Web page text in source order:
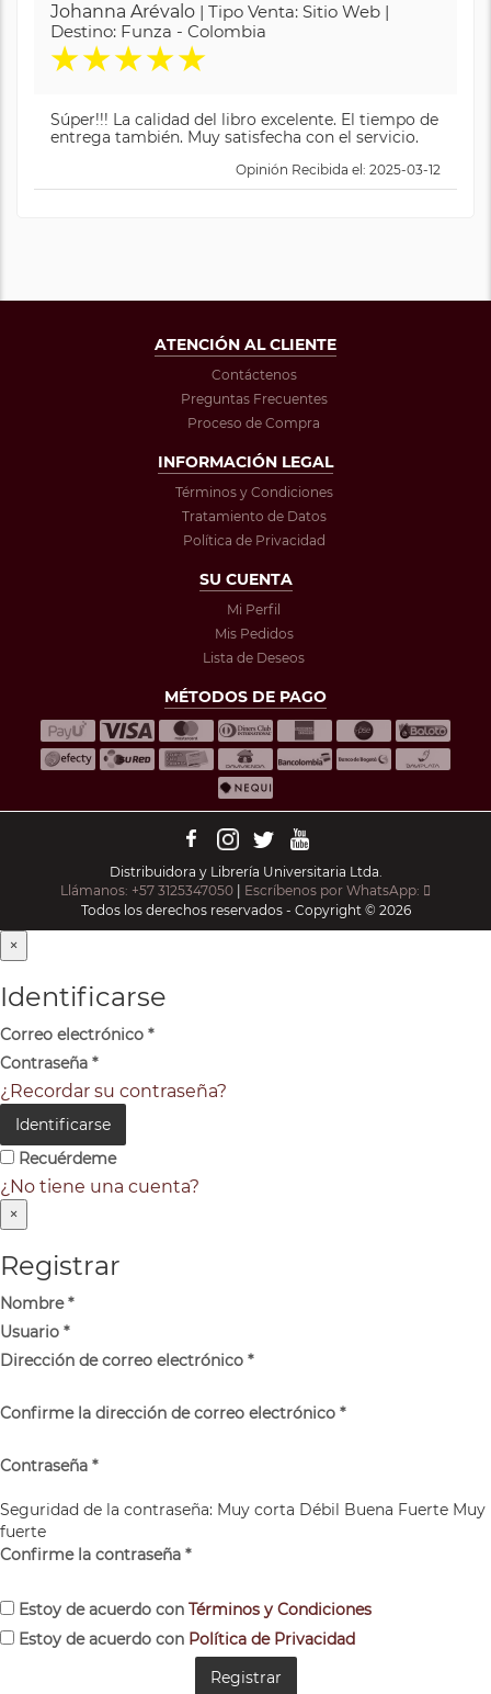
Johanna Arévalo | Tipo Venta: Sitio Web |
Destino: Funza - Colombia
★★★★★
Súper!!! La calidad del libro excelente. El tiempo de
entrega también. Muy satisfecha con el servicio.
Opinión Recibida el: 2025-03-12
ATENCIÓN AL CLIENTE
Contáctenos
Preguntas Frecuentes
Proceso de Compra
INFORMACIÓN LEGAL
Términos y Condiciones
Tratamiento de Datos
Política de Privacidad
SU CUENTA
Mi Perfil
Mis Pedidos
Lista de Deseos
MÉTODOS DE PAGO
Distribuidora y Librería Universitaria Ltda.
Llámanos: +57 3125347050
Escríbenos por WhatsApp:
Todos los derechos reservados - Copyright © 2026
×
Identificarse
Correo electrónico *
Contraseña *
¿Recordar su contraseña?
Identificarse
Recuérdeme
¿No tiene una cuenta?
×
Registrar
Nombre*
Usuario *
Dirección de correo electrónico *
Confirme la dirección de correo electrónico *
Contraseña *
Seguridad de la contraseña: Muy corta Débil Buena Fuerte Muy
fuerte
Confirme la contraseña *
Estoy de acuerdo con Términos y Condiciones
Estoy de acuerdo con Política de Privacidad
Registrar